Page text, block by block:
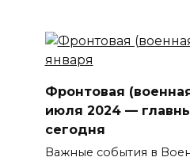
Фронтовая
июля 2024 —
сегодня
Важные события в